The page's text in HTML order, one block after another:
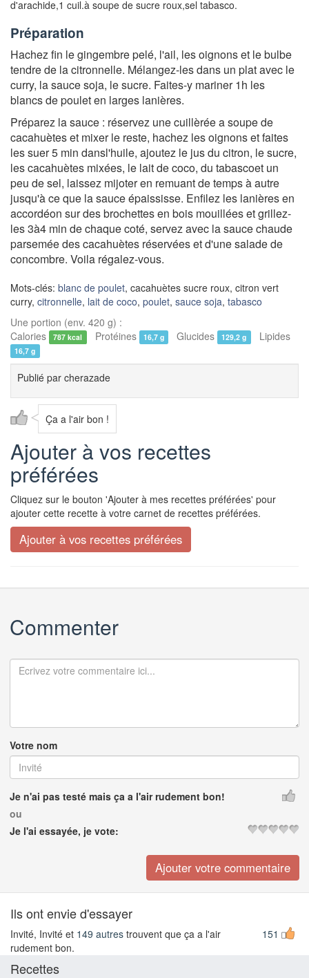
d'arachide,1 cuil.à soupe de sucre roux,sel tabasco.
Préparation
Hachez fin le gingembre pelé, l'ail, les oignons et le bulbe
tendre de la citronnelle. Mélangez-les dans un plat avec le
curry, la sauce soja, le sucre. Faites-y mariner 1h les
blancs de poulet en larges lanières.
Préparez la sauce : réservez une cuillèrée a soupe de
cacahuètes et mixer le reste, hachez les oignons et faites
les suer 5 min dansl'huile, ajoutez le jus du citron, le sucre,
les cacahuètes mixées, le lait de coco, du tabascoet un
peu de sel, laissez mijoter en remuant de temps à autre
jusqu'à ce que la sauce épaississe. Enfilez les lanières en
accordéon sur des brochettes en bois mouillées et grillez-
les 3à4 min de chaque coté, servez avec la sauce chaude
parsemée des cacahuètes réservées et d'une salade de
concombre. Voila régalez-vous.
Mots-clés: blanc de poulet, cacahuètes sucre roux, citron vert
curry, citronnelle, lait de coco, poulet, sauce soja, tabasco
Une portion (env. 420 g) :
Calories
787 kcal Protéines 16,7 g Glucides 129,2 g Lipides
16,7 g
Publié par cherazade
Ça a l'air bon !
Ajouter à vos recettes
préférées
Cliquez sur le bouton 'Ajouter à mes recettes préférées' pour
ajouter cette recette à votre carnet de recettes préférées.
Commenter
Votre nom
Je n'ai pas testé mais ça a l'air rudement bon!
ou
Je l'ai essayée, je vote:
Ils ont envie d'essayer
151
Invité, Invité et 149 autres trouvent que ça a l'air
rudement bon.
Recettes